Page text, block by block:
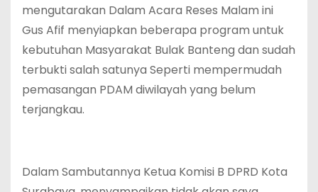
mengutarakan Dalam Acara Reses Malam ini
Gus Afif menyiapkan beberapa program untuk
kebutuhan Masyarakat Bulak Banteng dan sudah
terbukti salah satunya Seperti mempermudah
pemasangan PDAM diwilayah yang belum
terjangkau.
Dalam Sambutannya Ketua Komisi B DPRD Kota